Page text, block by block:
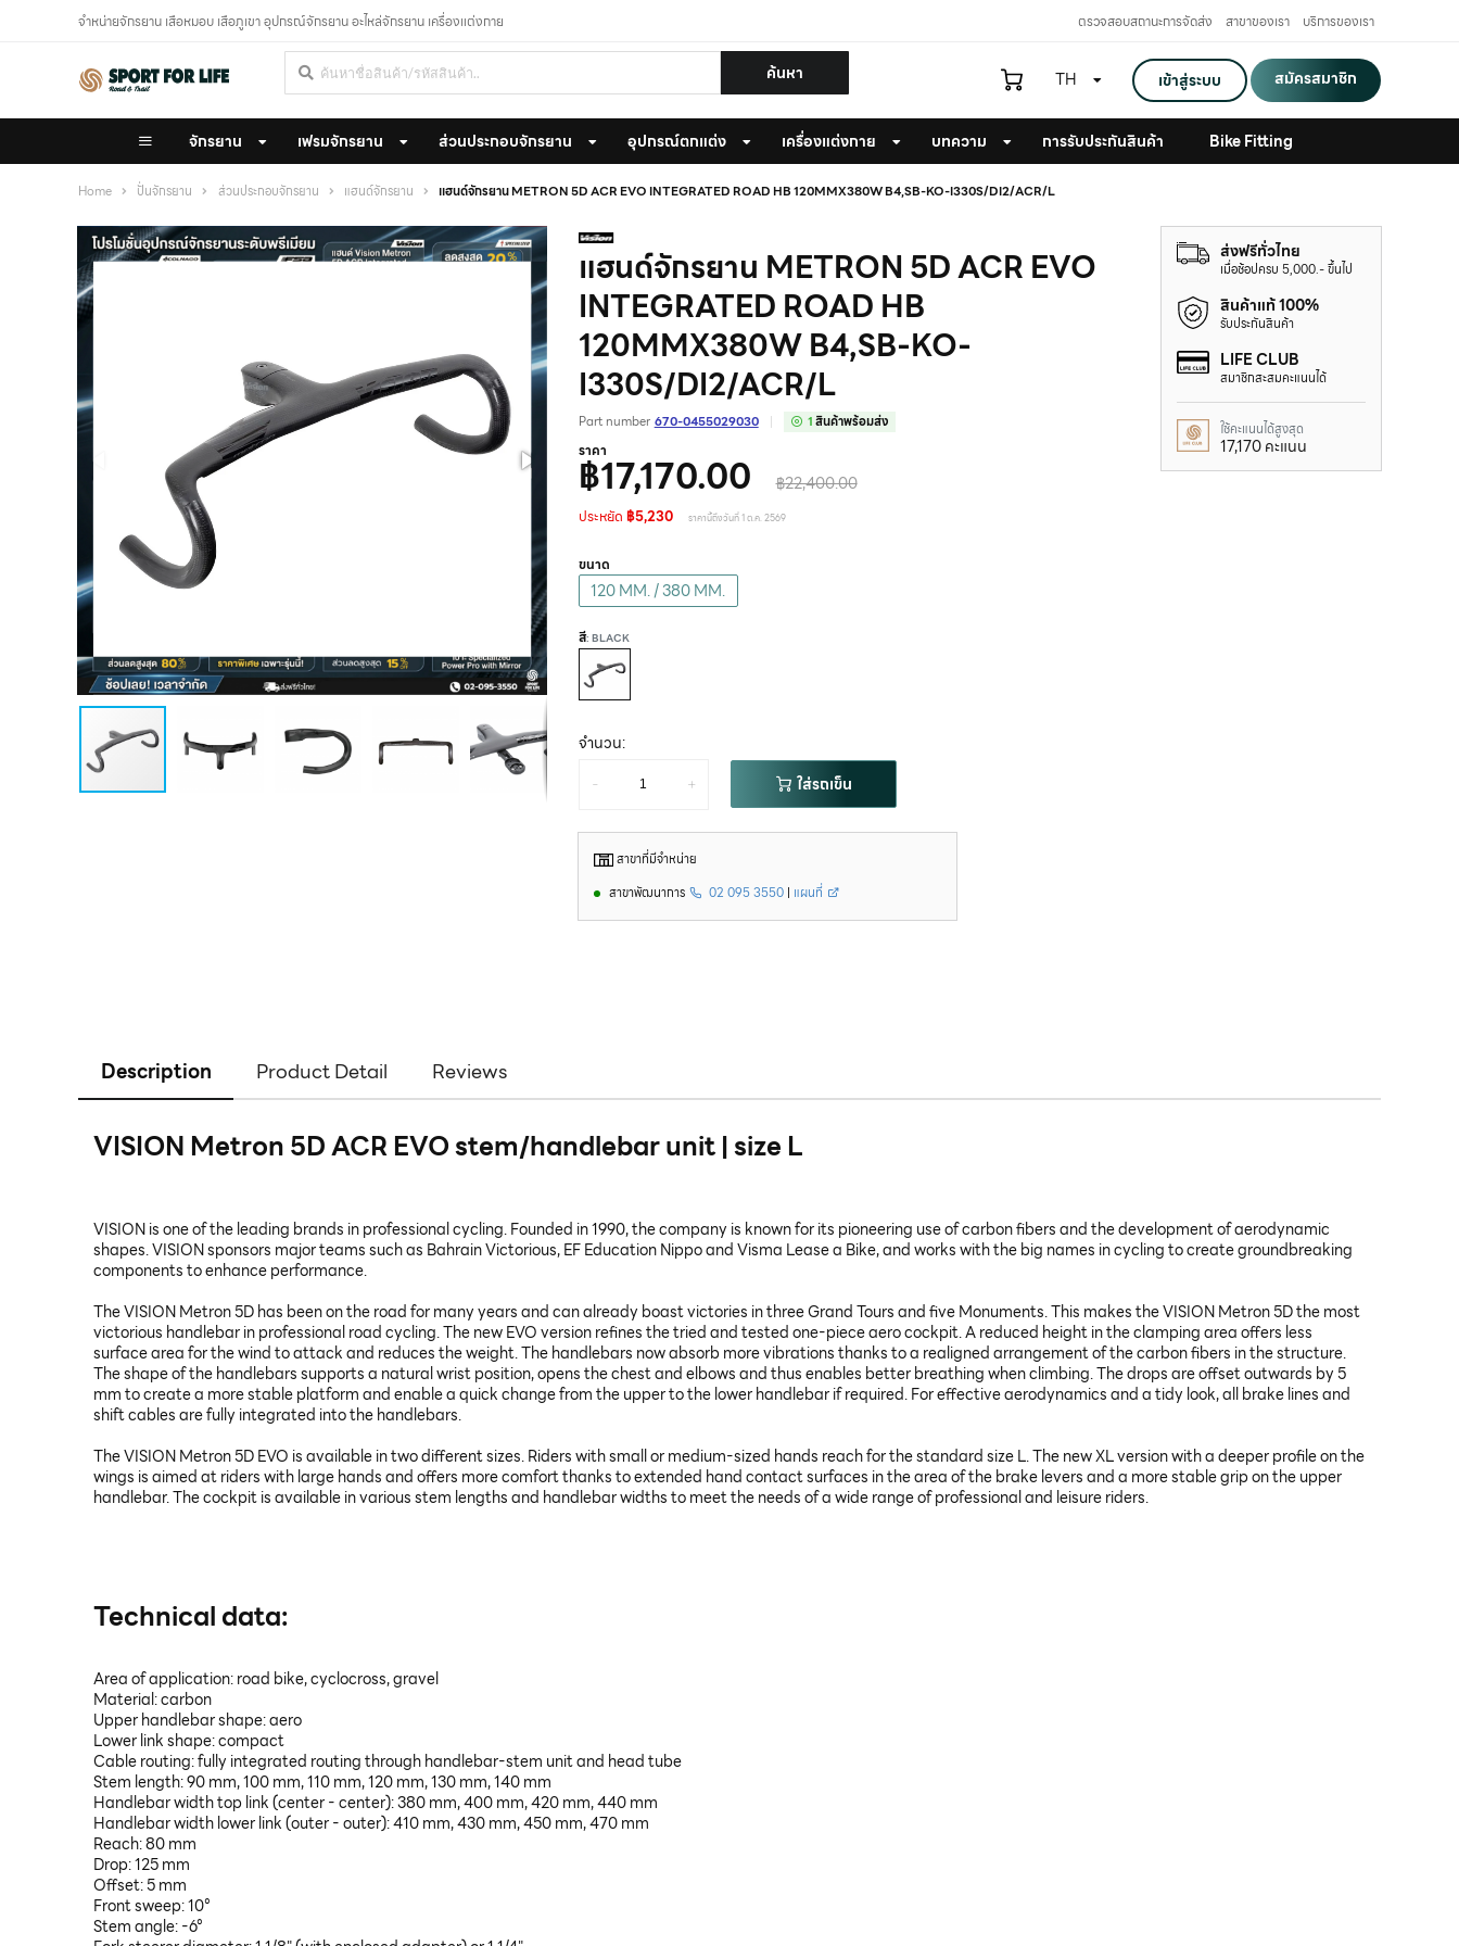
จำหน่ายจักรยาน เสือหมอบ เสือภูเขา อุปกรณ์จักรยาน อะไหล่จักรยาน เครื่องแต่งกาย ตรวจสอบสถานะการจัดส่ง สาขาของเรา บริการของเรา
ค้นหา เข้าสู่ระบบ สมัครสมาชิก
TH
จักรยาน เฟรมจักรยาน ส่วนประกอบจักรยาน อุปกรณ์ตกแต่ง เครื่องแต่งกาย บทความ การรับประกันสินค้า Bike Fitting
Home ปั่นจักรยาน ส่วนประกอบจักรยาน แฮนด์จักรยาน แฮนด์จักรยาน METRON 5D ACR EVO INTEGRATED ROAD HB 120MMX380W B4,SB-KO-I330S/DI2/ACR/L
แฮนด์จักรยาน METRON 5D ACR EVO
INTEGRATED ROAD HB
120MMX380W B4,SB-KO-
I330S/DI2/ACR/L
Part number 670-0455029030 1สินค้าพร้อมส่ง
ราคา
฿17,170.00 ฿22,400.00
ประหยัด ฿5,230 ราคานี้ถึงวันที่ 1 ต.ค. 2569
ขนาด
120 MM. / 380 MM.
สี: BLACK
จำนวน:
-
+ ใส่รถเข็น
สาขาที่มีจำหน่าย
สาขาพัฒนาการ
02 095 3550 | แผนที่
ส่งฟรีทั่วไทย
เมื่อช้อปครบ 5,000.- ขึ้นไป
สินค้าแท้ 100%
รับประกันสินค้า
LIFE CLUB
สมาชิกสะสมคะแนนได้
ใช้คะแนนได้สูงสุด
17,170 คะแนน
Description Product Detail Reviews
VISION Metron 5D ACR EVO stem/handlebar unit | size L
VISION is one of the leading brands in professional cycling. Founded in 1990, the company is known for its pioneering use of carbon fibers and the development of aerodynamic
shapes. VISION sponsors major teams such as Bahrain Victorious, EF Education Nippo and Visma Lease a Bike, and works with the big names in cycling to create groundbreaking
components to enhance performance.
The VISION Metron 5D has been on the road for many years and can already boast victories in three Grand Tours and five Monuments. This makes the VISION Metron 5D the most
victorious handlebar in professional road cycling. The new EVO version refines the tried and tested one-piece aero cockpit. A reduced height in the clamping area offers less
surface area for the wind to attack and reduces the weight. The handlebars now absorb more vibrations thanks to a realigned arrangement of the carbon fibers in the structure.
The shape of the handlebars supports a natural wrist position, opens the chest and elbows and thus enables better breathing when climbing. The drops are offset outwards by 5
mm to create a more stable platform and enable a quick change from the upper to the lower handlebar if required. For effective aerodynamics and a tidy look, all brake lines and
shift cables are fully integrated into the handlebars.
The VISION Metron 5D EVO is available in two different sizes. Riders with small or medium-sized hands reach for the standard size L. The new XL version with a deeper profile on the
wings is aimed at riders with large hands and offers more comfort thanks to extended hand contact surfaces in the area of the brake levers and a more stable grip on the upper
handlebar. The cockpit is available in various stem lengths and handlebar widths to meet the needs of a wide range of professional and leisure riders.
Technical data:
Area of application: road bike, cyclocross, gravel
Material: carbon
Upper handlebar shape: aero
Lower link shape: compact
Cable routing: fully integrated routing through handlebar-stem unit and head tube
Stem length: 90 mm, 100 mm, 110 mm, 120 mm, 130 mm, 140 mm
Handlebar width top link (center - center): 380 mm, 400 mm, 420 mm, 440 mm
Handlebar width lower link (outer - outer): 410 mm, 430 mm, 450 mm, 470 mm
Reach: 80 mm
Drop: 125 mm
Offset: 5 mm
Front sweep: 10°
Stem angle: -6°